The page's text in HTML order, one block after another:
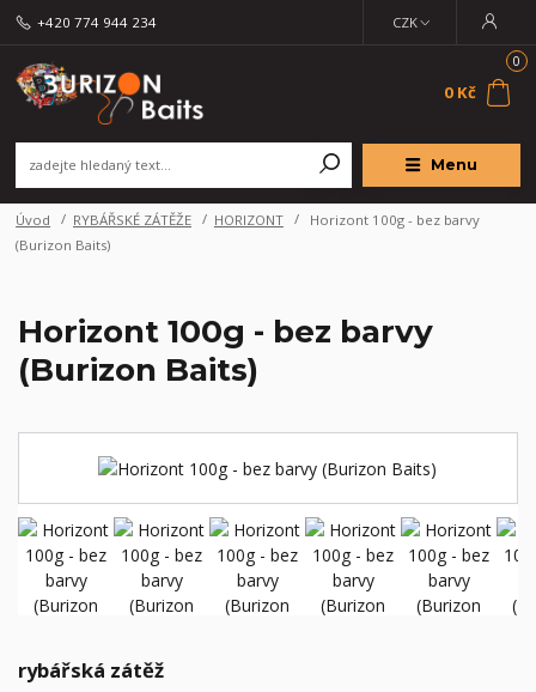
Menu
CZK
+420 774 944 234
0
0 Kč
Úvod RYBÁŘSKÉ ZÁTĚŽE HORIZONT
Horizont 100g - bez barvy
(Burizon Baits)
Horizont 100g - bez barvy
(Burizon Baits)
rybářská zátěž